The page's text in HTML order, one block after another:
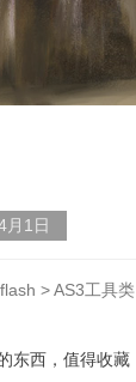
月1日
flash >AS3工具类
东西，值得收藏